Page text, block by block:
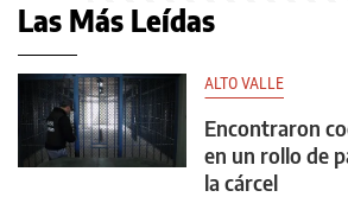
Las Más Leídas
ALTO VALLE
Encontraron
en un rollo de
la cárcel